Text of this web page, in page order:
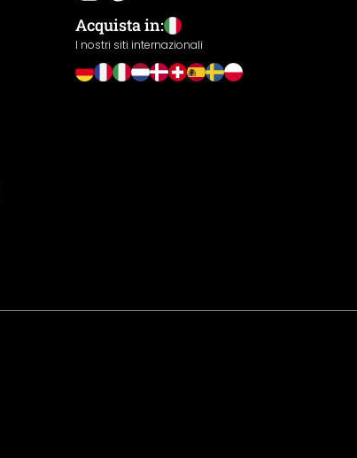
Acquista in:
I nostri siti internazionali